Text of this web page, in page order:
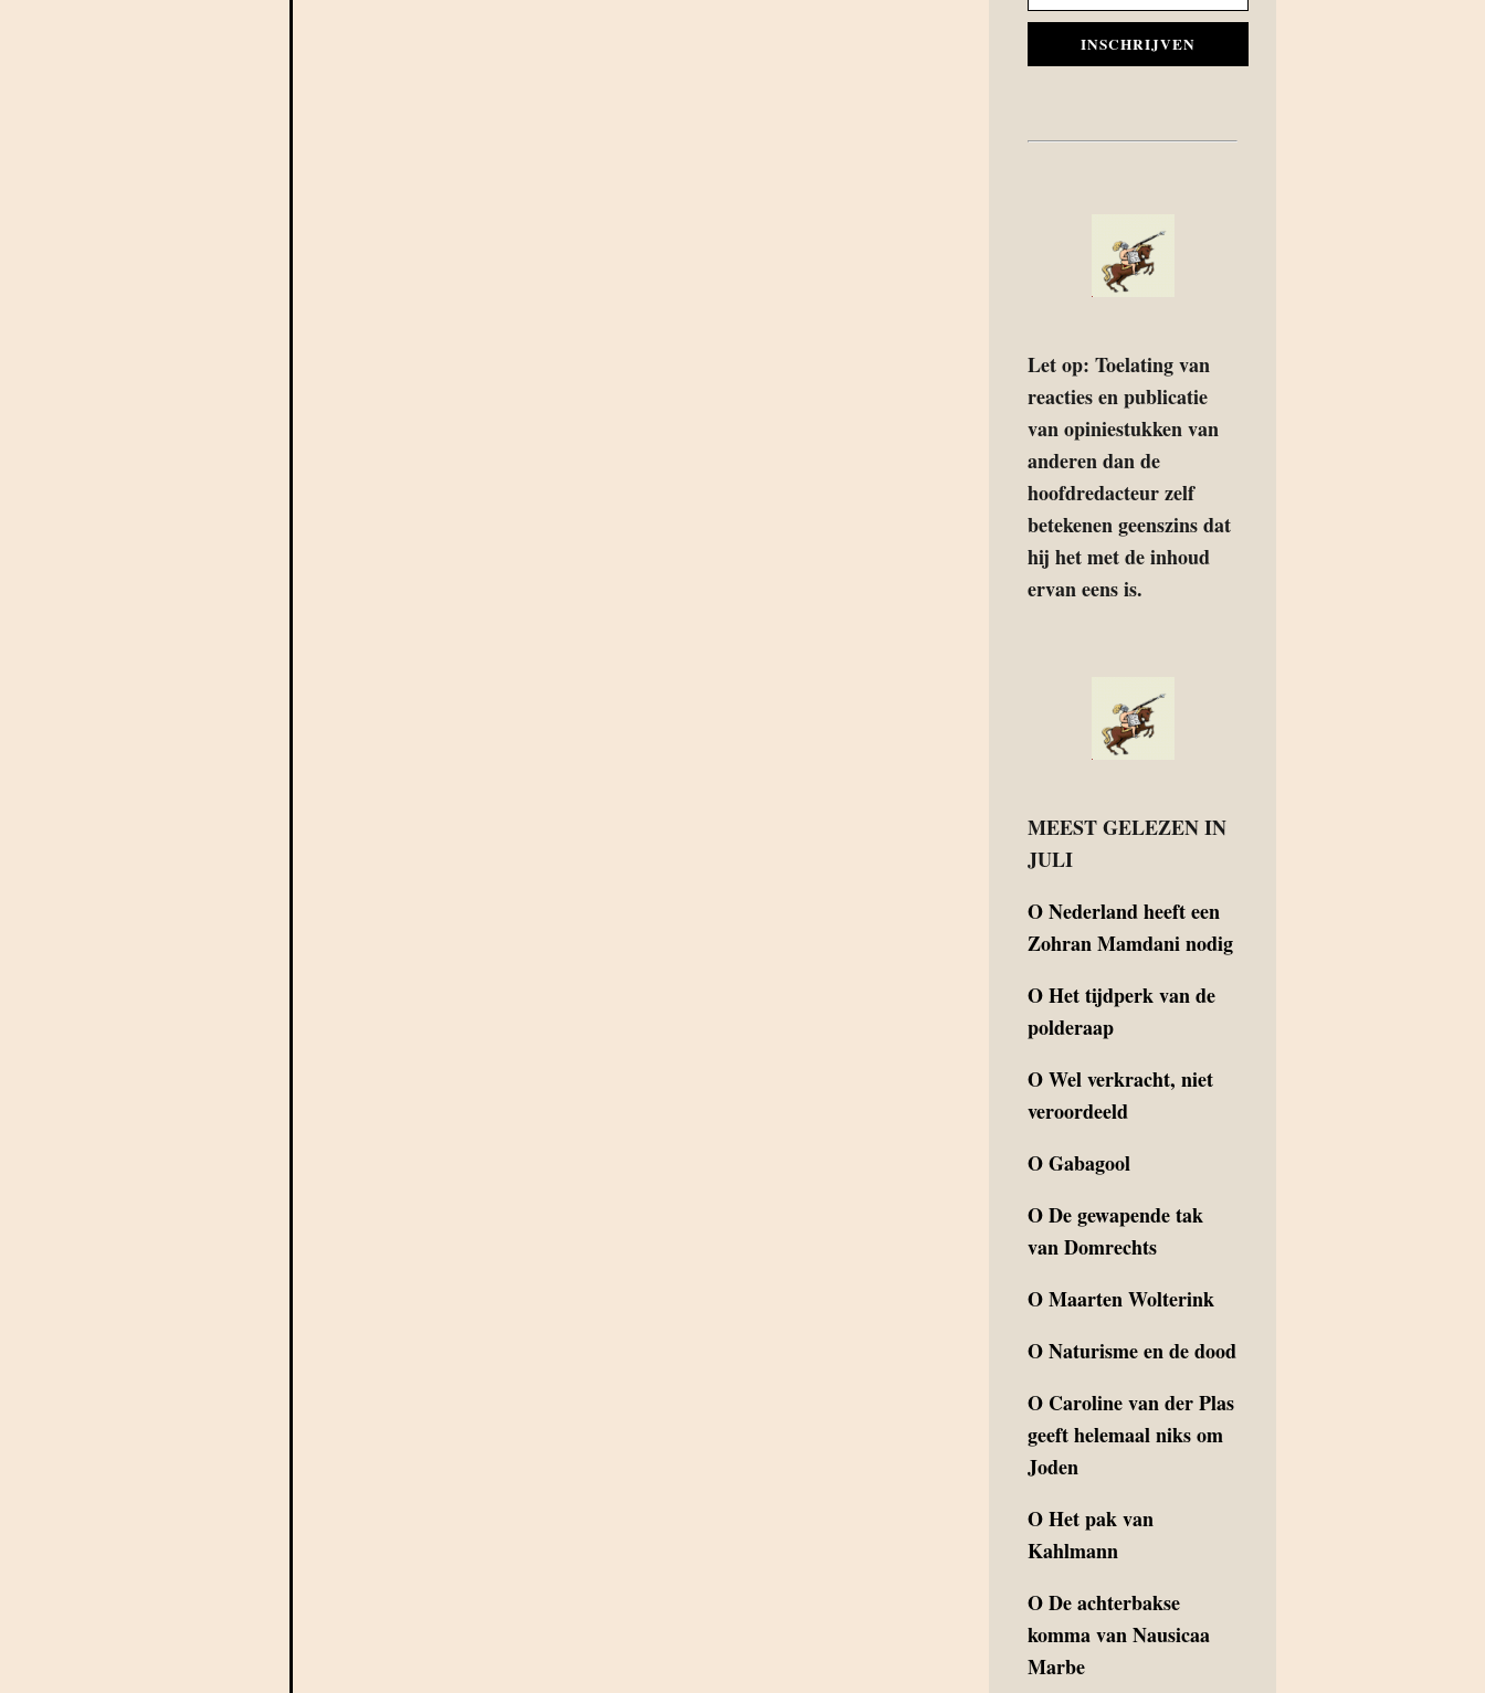
INSCHRIJVEN
Let op: Toelating van
reacties en publicatie
van opiniestukken van
anderen dan de
hoofdredacteur zelf
betekenen geenszins dat
hij het met de inhoud
ervan eens is.
MEEST GELEZEN IN
JULI
ONederland heeft een
Zohran Mamdani nodig
OHet tijdperk van de
polderaap
OWel verkracht, niet
veroordeeld
OGabagool
ODe gewapende tak
van Domrechts
OMaarten Wolterink
ONaturisme en de dood
O Caroline van der Plas
geeft helemaal niks om
Joden
OHet pak van
Kahlmann
ODe achterbakse
komma van Nausicaa
Marbe